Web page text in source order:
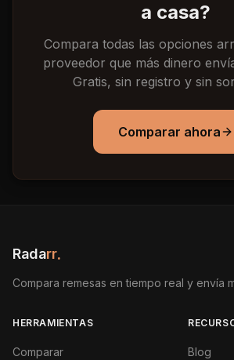
a casa?
Compara todas las opciones
proveedor que más dinero
Gratis, sin registro y sin
Comparar ahora
Radarr.
Compara remesas en tiempo real y envía
HERRAMIENTAS
Comparar
Blog